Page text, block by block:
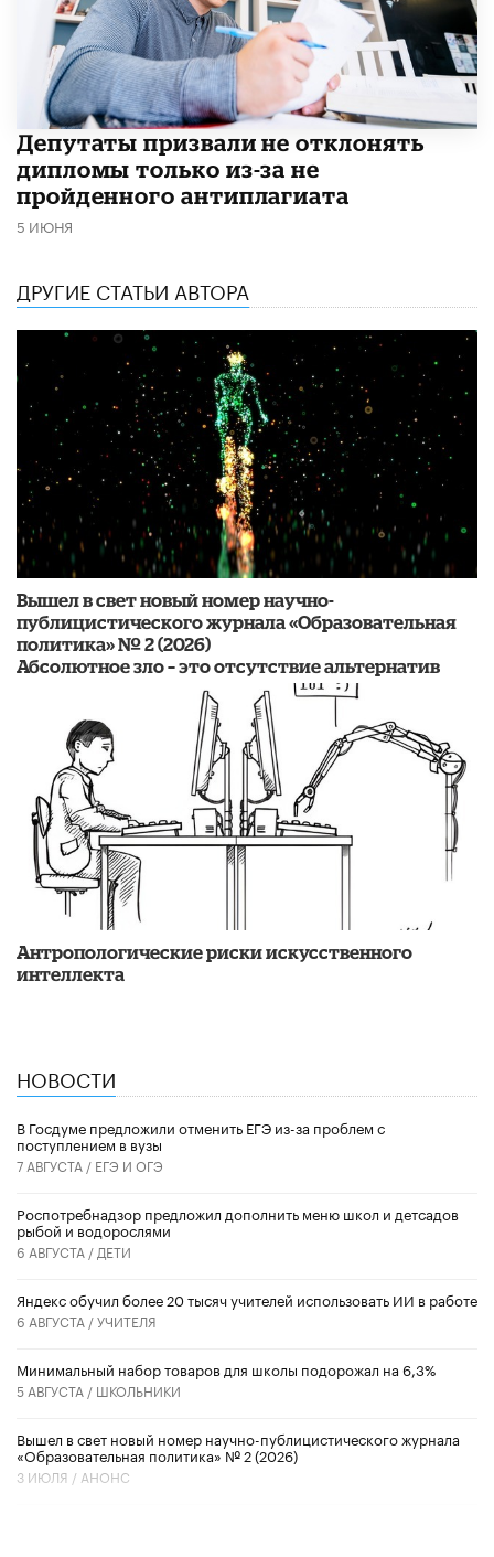
Депутаты призвали не отклонять
дипломы только из-за не
пройденного антиплагиата
5 ИЮНЯ
ДРУГИЕ СТАТЬИ АВТОРА
Вышел в свет новый номер научно-
публицистического журнала «Образовательная
политика» № 2 (2026)
Абсолютное зло – это отсутствие альтернатив
Антропологические риски искусственного
интеллекта
НОВОСТИ
В Госдуме предложили отменить ЕГЭ из-за проблем с
поступлением в вузы
7 АВГУСТА / ЕГЭ И ОГЭ
Роспотребнадзор предложил дополнить меню школ и детсадов
рыбой и водорослями
6 АВГУСТА / ДЕТИ
​Яндекс обучил более 20 тысяч учителей использовать ИИ в работе
6 АВГУСТА /УЧИТЕЛЯ
Минимальный набор товаров для школы подорожал на 6,3%
5 АВГУСТА / ШКОЛЬНИКИ
Вышел в свет новый номер научно-публицистического журнала
«Образовательная политика» № 2 (2026)
3 ИЮЛЯ / АНОНС